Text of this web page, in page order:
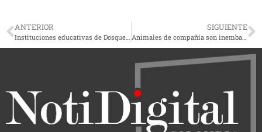
ANTERIOR
Instituciones educativas de Dosquebradas contarán con más docentes del Programa Todos a Aprender
SIGUIENTE
Animales de compañía son inembargables: Procuraduría General de la Nación